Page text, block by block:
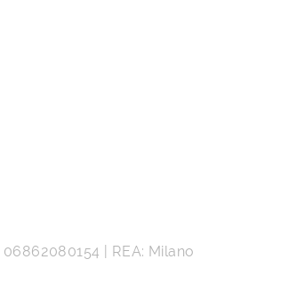
06862080154 | REA: Milano